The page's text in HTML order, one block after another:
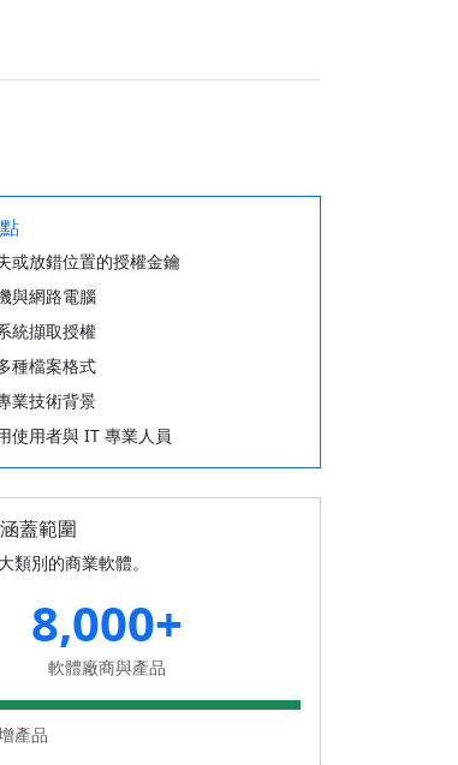
或放錯位置的授權金鑰
與網路電腦
統擷取授權
種檔案格式
業技術背景
使用者與 IT 專業人員
蓋範圍
類別的商業軟體。
8,000+
軟體廠商與產品
產品